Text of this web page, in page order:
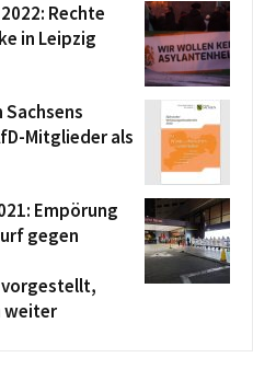
Rechte
in Leipzig
Sachsens
Mitglieder als
Empörung
gegen
weiter